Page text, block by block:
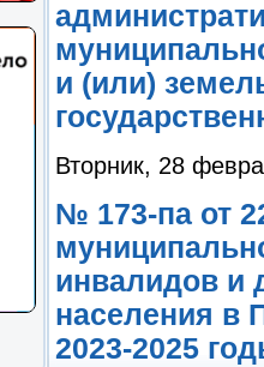
и (или)
Вторник, 28
№ 173-па от
инвалидов и
населения в
2023-2025